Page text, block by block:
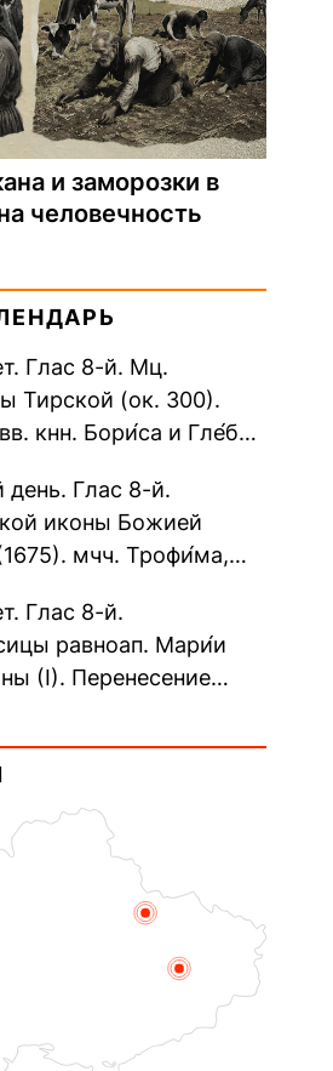
и заморозки в
человечность
Глас 8-й. Мц.
Тирской (ок. 300).
кнн. Бори́са и Гле́ба,
Прп....
день. Глас 8-й.
иконы Божией
мчч. Трофи́ма,
(284–305). прав.
Глас 8-й.
равноап. Мари́и
(I). Перенесение
(403–404). Прп.